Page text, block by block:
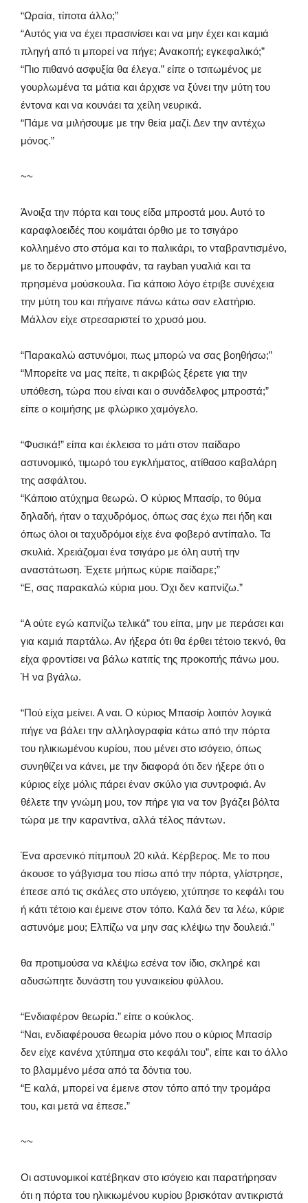
“Ωραία, τίποτα άλλο;”
“Αυτός για να έχει πρασινίσει και να μην έχει και καμιά
πληγή από τι μπορεί να πήγε; Ανακοπή; εγκεφαλικό;”
“Πιο πιθανό ασφυξία θα έλεγα.” είπε ο τσιτωμένος με
γουρλωμένα τα μάτια και άρχισε να ξύνει την μύτη του
έντονα και να κουνάει τα χείλη νευρικά.
“Πάμε να μιλήσουμε με την θεία μαζί. Δεν την αντέχω
μόνος.”
~~
Άνοιξα την πόρτα και τους είδα μπροστά μου. Αυτό το
καραφλοειδές που κοιμάται όρθιο με το τσιγάρο
κολλημένο στο στόμα και το παλικάρι, το νταβραντισμένο,
με το δερμάτινο μπουφάν, τα rayban γυαλιά και τα
πρησμένα μούσκουλα. Για κάποιο λόγο έτριβε συνέχεια
την μύτη του και πήγαινε πάνω κάτω σαν ελατήριο.
Μάλλον είχε στρεσαριστεί το χρυσό μου.
“Παρακαλώ αστυνόμοι, πως μπορώ να σας βοηθήσω;”
“Μπορείτε να μας πείτε, τι ακριβώς ξέρετε για την
υπόθεση, τώρα που είναι και ο συνάδελφος μπροστά;”
είπε ο κοιμήσης με φλώρικο χαμόγελο.
“Φυσικά!” είπα και έκλεισα το μάτι στον παίδαρο
αστυνομικό, τιμωρό του εγκλήματος, ατίθασο καβαλάρη
της ασφάλτου.
“Κάποιο ατύχημα θεωρώ. Ο κύριος Μπασίρ, το θύμα
δηλαδή, ήταν ο ταχυδρόμος, όπως σας έχω πει ήδη και
όπως όλοι οι ταχυδρόμοι είχε ένα φοβερό αντίπαλο. Τα
σκυλιά. Χρειάζομαι ένα τσιγάρο με όλη αυτή την
αναστάτωση. Έχετε μήπως κύριε παίδαρε;”
“Ε, σας παρακαλώ κύρια μου. Όχι δεν καπνίζω.”
“Α ούτε εγώ καπνίζω τελικά” του είπα, μην με περάσει και
για καμιά παρτάλω. Αν ήξερα ότι θα έρθει τέτοιο τεκνό, θα
είχα φροντίσει να βάλω κατιτίς της προκοπής πάνω μου.
Ή να βγάλω.
“Πού είχα μείνει. Α ναι. Ο κύριος Μπασίρ λοιπόν λογικά
πήγε να βάλει την αλληλογραφία κάτω από την πόρτα
του ηλικιωμένου κυρίου, που μένει στο ισόγειο, όπως
συνηθίζει να κάνει, με την διαφορά ότι δεν ήξερε ότι ο
κύριος είχε μόλις πάρει έναν σκύλο για συντροφιά. Αν
θέλετε την γνώμη μου, τον πήρε για να τον βγάζει βόλτα
τώρα με την καραντίνα, αλλά τέλος πάντων.
Ένα αρσενικό πίτμπουλ 20 κιλά. Κέρβερος. Με το που
άκουσε το γάβγισμα του πίσω από την πόρτα, γλίστρησε,
έπεσε από τις σκάλες στο υπόγειο, χτύπησε το κεφάλι του
ή κάτι τέτοιο και έμεινε στον τόπο. Καλά δεν τα λέω, κύριε
αστυνόμε μου; Ελπίζω να μην σας κλέψω την δουλειά.”
θα προτιμούσα να κλέψω εσένα τον ίδιο, σκληρέ και
αδυσώπητε δυνάστη του γυναικείου φύλλου.
“Ενδιαφέρον θεωρία.” είπε ο κούκλος.
“Ναι, ενδιαφέρουσα θεωρία μόνο που ο κύριος Μπασίρ
δεν είχε κανένα χτύπημα στο κεφάλι του”, είπε και το άλλο
το βλαμμένο μέσα από τα δόντια του.
“Ε καλά, μπορεί να έμεινε στον τόπο από την τρομάρα
του, και μετά να έπεσε.”
~~
Οι αστυνομικοί κατέβηκαν στο ισόγειο και παρατήρησαν
ότι η πόρτα του ηλικιωμένου κυρίου βρισκόταν αντικριστά